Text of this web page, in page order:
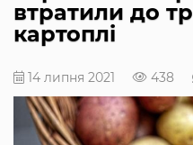
втратили до
картоплі
14 липня 2021 438